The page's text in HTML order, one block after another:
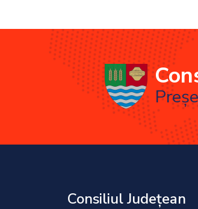
Consiliul Județean